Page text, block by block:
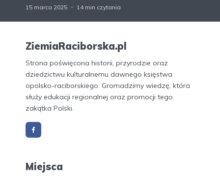
15 marca 2025 14 min czytania
ZiemiaRaciborska.pl
Strona poświęcona historii, przyrodzie oraz
dziedzictwu kulturalnemu dawnego księstwa
opolsko-raciborskiego. Gromadzimy wiedzę, która
służy edukacji regionalnej oraz promocji tego
zakątka Polski.
Miejsca